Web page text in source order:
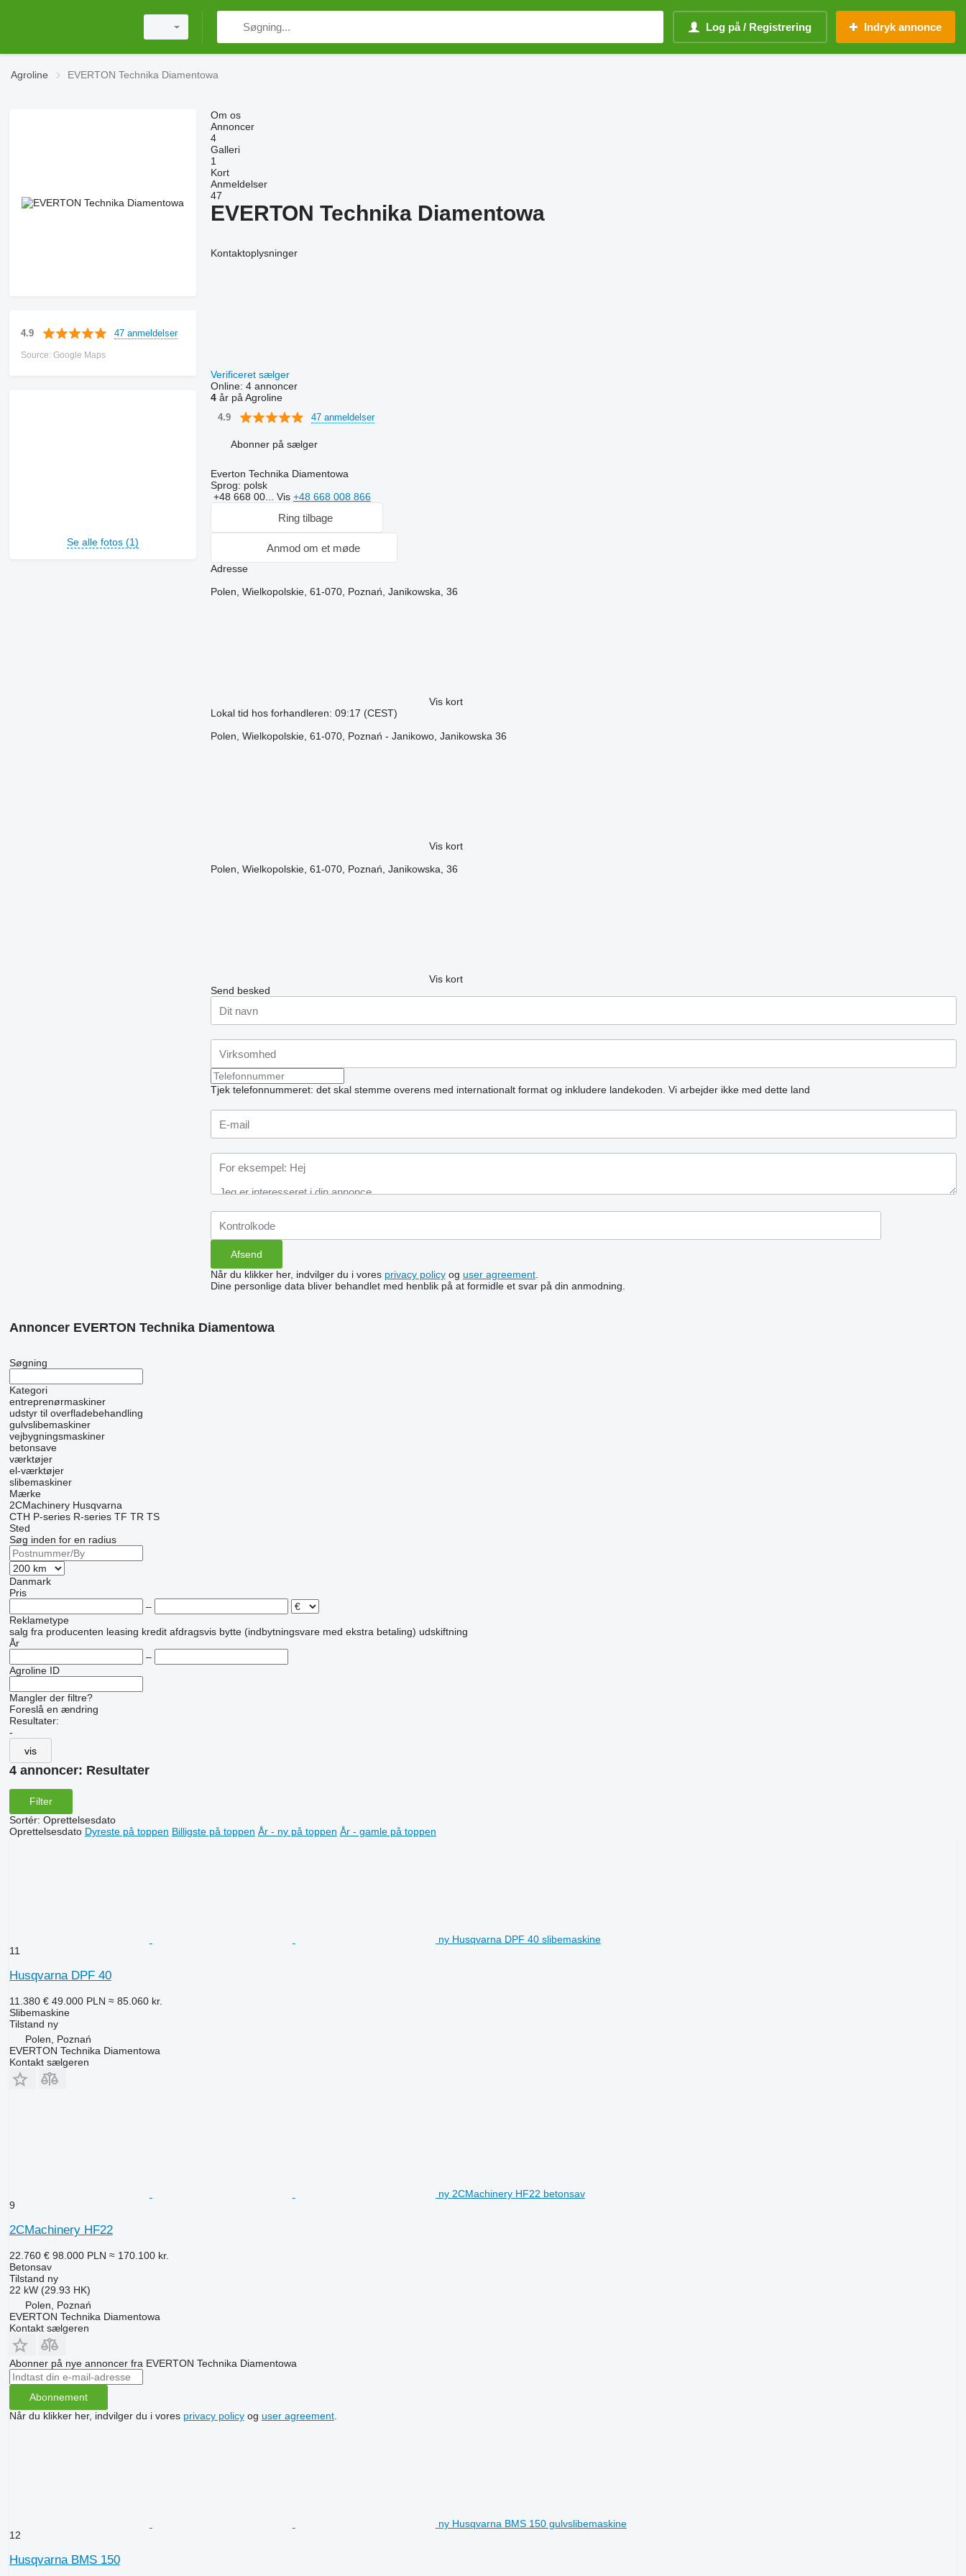
Log på / Registrering Indryk annonce
Agroline EVERTON Technika Diamentowa
4.9 47 anmeldelser
Source: Google Maps
Se alle fotos (1)
Om os
Annoncer
4
Galleri
1
Kort
Anmeldelser
47
EVERTON Technika Diamentowa
Kontaktoplysninger
Verificeret sælger
Online: 4 annoncer
4år på Agroline
4.9 47 anmeldelser
Abonner på sælger
Everton Technika Diamentowa
Sprog: polsk
+48 668 00... Vis +48 668 008 866
Ring tilbage
Anmod om et møde
Adresse
Polen, Wielkopolskie, 61-070, Poznań, Janikowska, 36
Vis kort
Lokal tid hos forhandleren: 09:17 (CEST)
Polen, Wielkopolskie, 61-070, Poznań - Janikowo, Janikowska 36
Vis kort
Polen, Wielkopolskie, 61-070, Poznań, Janikowska, 36
Vis kort
Send besked
Tjek telefonnummeret: det skal stemme overens med internationalt format og inkludere landekoden. Vi arbejder ikke med dette land
Når du klikker her, indvilger du i vores privacy policyog user agreement.
Dine personlige data bliver behandlet med henblik på at formidle et svar på din anmodning.
Annoncer EVERTON Technika Diamentowa
Søgning
Kategori
entreprenørmaskiner
udstyr til overfladebehandling
gulvslibemaskiner
vejbygningsmaskiner
betonsave
værktøjer
el-værktøjer
slibemaskiner
Mærke
2CMachinery Husqvarna
CTH P-series R-series TF TR TS
Sted
Søg inden for en radius
Danmark
Pris
–
Reklametype
salg fra producenten leasing kredit afdragsvis bytte (indbytningsvare med ekstra betaling) udskiftning
År
–
Agroline ID
Mangler der filtre?
Foreslå en ændring
Resultater:
-
vis
4 annoncer: Resultater
Filter
Sortér: Oprettelsesdato
Oprettelsesdato Dyreste på toppen Billigste på toppen År - ny på toppen År - gamle på toppen
ny Husqvarna DPF 40 slibemaskine
11
Husqvarna DPF 40
11.380 € 49.000 PLN ≈ 85.060 kr.
Slibemaskine
Tilstand ny
Polen, Poznań
EVERTON Technika Diamentowa
Kontakt sælgeren
ny 2CMachinery HF22 betonsav
9
2CMachinery HF22
22.760 € 98.000 PLN ≈ 170.100 kr.
Betonsav
Tilstand ny
22 kW (29.93 HK)
Polen, Poznań
EVERTON Technika Diamentowa
Kontakt sælgeren
Abonner på nye annoncer fra EVERTON Technika Diamentowa
Abonnement
Når du klikker her, indvilger du i vores privacy policyog user agreement.
ny Husqvarna BMS 150 gulvslibemaskine
12
Husqvarna BMS 150